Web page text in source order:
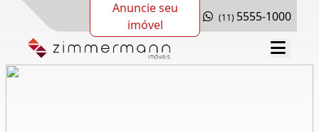
Anuncie seu
imóvel
(11) 5555-1000